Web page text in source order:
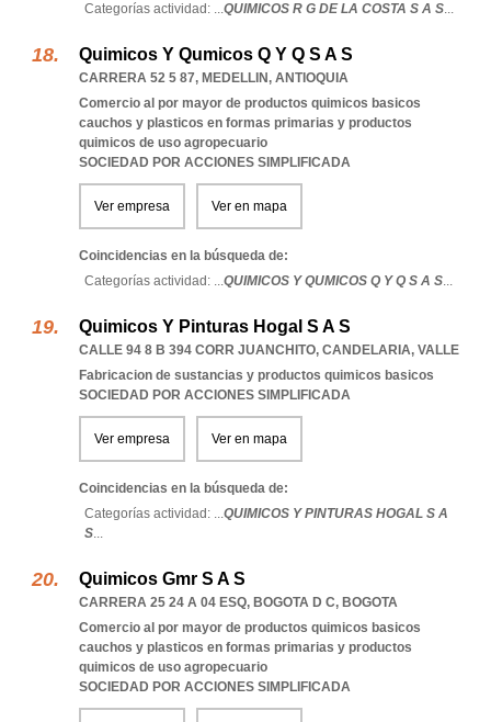
Categorías actividad: ...QUIMICOS R G DE LA COSTA S A S...
Quimicos Y Qumicos Q Y Q S A S
CARRERA 52 5 87, MEDELLIN, ANTIOQUIA
Comercio al por mayor de productos quimicos basicos
cauchos y plasticos en formas primarias y productos
quimicos de uso agropecuario
SOCIEDAD POR ACCIONES SIMPLIFICADA
Ver empresa Ver en mapa
Coincidencias en la búsqueda de:
Categorías actividad: ...QUIMICOS Y QUMICOS Q Y Q S A S...
Quimicos Y Pinturas Hogal S A S
CALLE 94 8 B 394 CORR JUANCHITO, CANDELARIA, VALLE
Fabricacion de sustancias y productos quimicos basicos
SOCIEDAD POR ACCIONES SIMPLIFICADA
Ver empresa Ver en mapa
Coincidencias en la búsqueda de:
Categorías actividad: ...QUIMICOS Y PINTURAS HOGAL S A
S...
Quimicos Gmr S A S
CARRERA 25 24 A 04 ESQ, BOGOTA D C, BOGOTA
Comercio al por mayor de productos quimicos basicos
cauchos y plasticos en formas primarias y productos
quimicos de uso agropecuario
SOCIEDAD POR ACCIONES SIMPLIFICADA